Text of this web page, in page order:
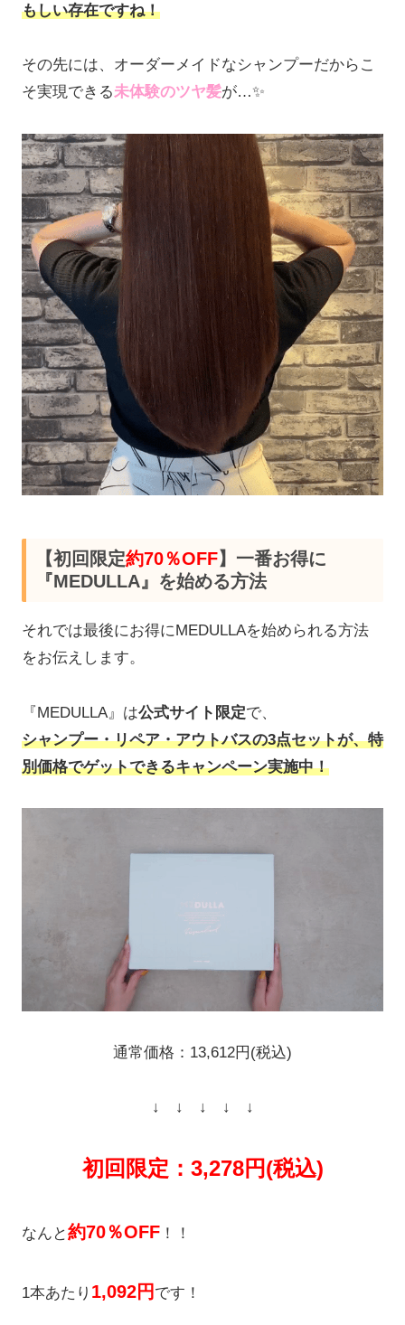
もしい存在ですね！
その先には、オーダーメイドなシャンプーだからこ
そ実現できる未体験のツヤ髪が…✨
【初回限定約70％OFF】一番お得に
『MEDULLA』を始める方法
それでは最後にお得にMEDULLAを始められる方法
をお伝えします。
『MEDULLA』は公式サイト限定で、
シャンプー・リペア・アウトバスの3点セットが、特
別価格でゲットできるキャンペーン実施中！
通常価格：13,612円(税込)
↓ ↓ ↓ ↓ ↓
初回限定：3,278円(税込)
なんと約70％OFF ！！
1本あたり 1,092円 です！